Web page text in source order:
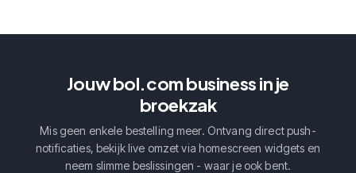
Jouw bol.com business in je
broekzak
Mis geen enkele bestelling meer. Ontvang direct push-
notificaties, bekijk live omzet via homescreen widgets en
neem slimme beslissingen - waar je ook bent.